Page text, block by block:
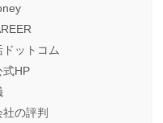
ットコム
HP
の評判